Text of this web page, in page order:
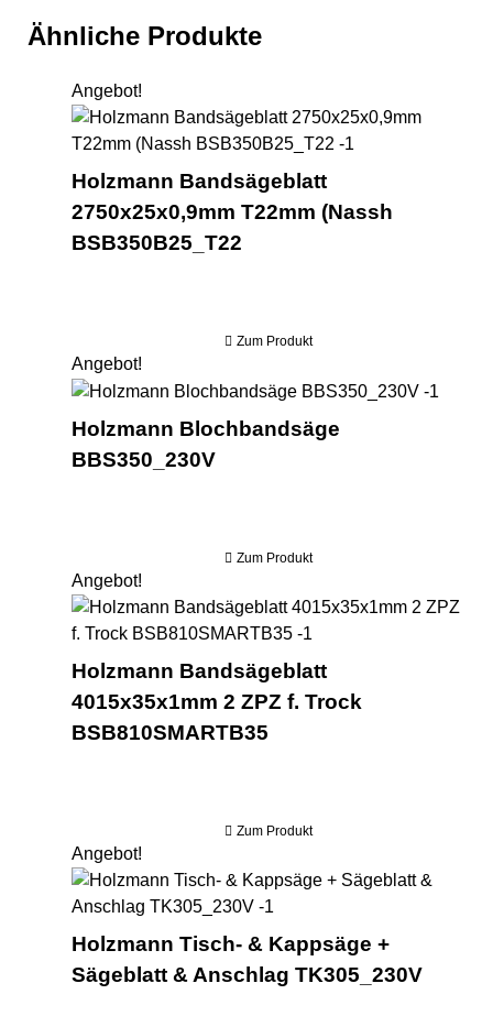
Ähnliche Produkte
Angebot!
Holzmann Bandsägeblatt
2750x25x0,9mm T22mm (Nassh
BSB350B25_T22
Zum Produkt
Angebot!
Holzmann Blochbandsäge
BBS350_230V
Zum Produkt
Angebot!
Holzmann Bandsägeblatt
4015x35x1mm 2 ZPZ f. Trock
BSB810SMARTB35
Zum Produkt
Angebot!
Holzmann Tisch- & Kappsäge +
Sägeblatt & Anschlag TK305_230V